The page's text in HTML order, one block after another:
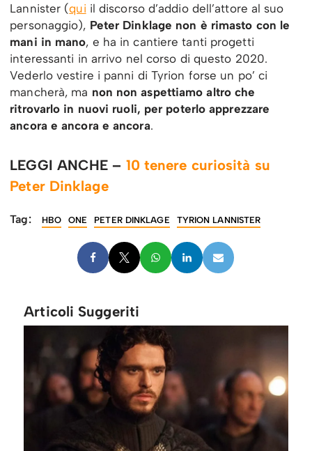
Lannister (qui il discorso d’addio dell’attore al suo
personaggio), Peter Dinklage non è rimasto con le
mani in mano, e ha in cantiere tanti progetti
interessanti in arrivo nel corso di questo 2020.
Vederlo vestire i panni di Tyrion forse un po’ ci
mancherà, ma non non aspettiamo altro che
ritrovarlo in nuovi ruoli, per poterlo apprezzare
ancora e ancora e ancora.
LEGGI ANCHE – 10 tenere curiosità su
Peter Dinklage
Tag: HBO ONE PETER DINKLAGE TYRION LANNISTER
Articoli Suggeriti